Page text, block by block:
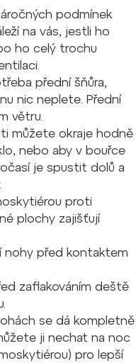
podmínek
na vás, jestli ho
ho celý trochu
přední šňůra,
nic neplete. Přední
větru.
můžete okraje hodně
nebo aby v bouřce
je spustit dolů a
proti
plochy zajišťují
nohy před kontaktem
zaflakováním deště
se dá kompletně
ji nechat na noc
pro lepší